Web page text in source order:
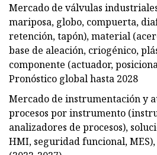
Mercado de válvulas
mariposa, globo, compuerta,
retención, tapón), material
base de aleación, criogénico,
componente (actuador,
Pronóstico global hasta 2028
Mercado de instrumentación y
procesos por instrumento
analizadores de procesos),
HMI, seguridad funcional,